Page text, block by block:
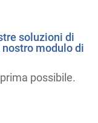
soluzioni di
modulo di
possibile.